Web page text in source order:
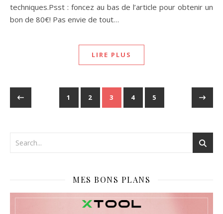
techniques.Psst : foncez au bas de l’article pour obtenir un
bon de 80€! Pas envie de tout…
LIRE PLUS
1 2 3 4 5
MES BONS PLANS